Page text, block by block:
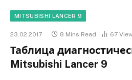
MITSUBISHI LANCER 9
23.02.2017 8 Mins Read 67
Таблица
Mitsubishi Lancer 9